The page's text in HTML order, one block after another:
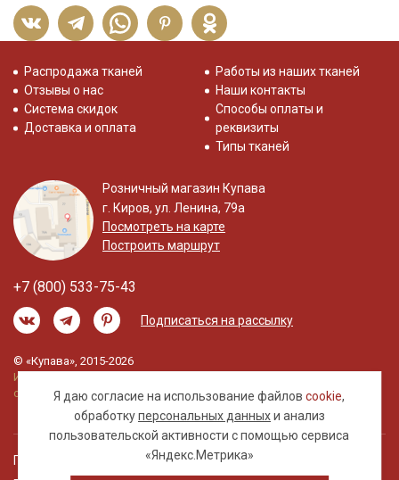
Я даю согласие на использование файловcookie,
обработкуперсональных данныхи анализ
пользовательской активности с помощью сервиса
«Яндекс.Метрика»
Распродажа тканей
Отзывы о нас
Система скидок
Доставка и оплата
Работы из наших тканей
Наши контакты
Способы оплаты и
реквизиты
Типы тканей
Розничный магазин Купава
г. Киров, ул. Ленина, 79а
Посмотреть на карте
Построить маршрут
+7 (800) 533-75-43
Подписаться на рассылку
© «Купава», 2015-2026
Информация на сайте не является публичной
офертой.
Правовая информация